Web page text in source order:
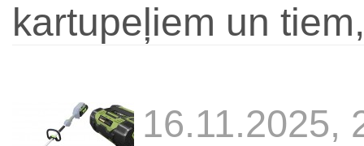
kartupeļiem un
16.11.2025,